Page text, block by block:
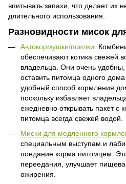
впитывать запахи, что делает их
длительного использования.
Разновидности мисок
Автокормушки/поилки.
обеспечивают котика свежей
владельца. Они очень
оставить питомца одного
удобный способ кормления
поскольку избавляет
ежедневно открывать пакет с
питомца всегда свежей водой.
Миски для медленного
специальным выступам и
поедание корма питомцем.
переедания, улучшает
ожирения.